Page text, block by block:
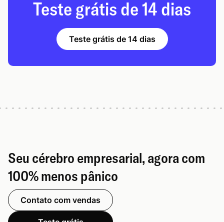
Teste grátis de 14 dias
Teste grátis de 14 dias
Seu cérebro empresarial, agora com
100% menos pânico
Contato com vendas